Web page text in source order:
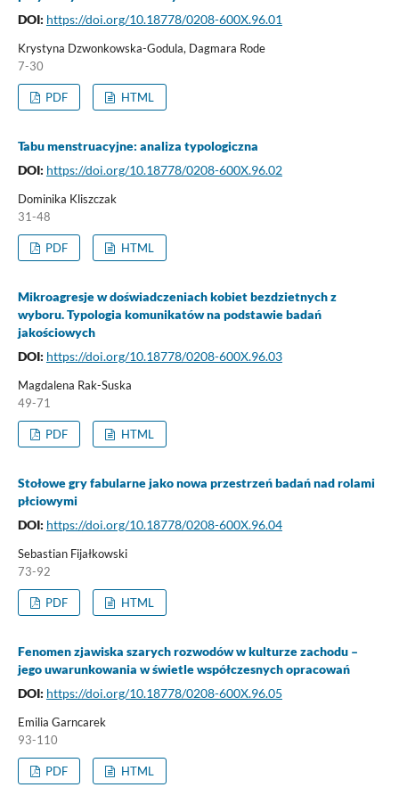
DOI: https://doi.org/10.18778/0208-600X.96.01
Krystyna Dzwonkowska-Godula, Dagmara Rode
7-30
PDF HTML
Tabu menstruacyjne: analiza typologiczna
DOI: https://doi.org/10.18778/0208-600X.96.02
Dominika Kliszczak
31-48
PDF HTML
Mikroagresje w doświadczeniach kobiet bezdzietnych z
wyboru. Typologia komunikatów na podstawie badań
jakościowych
DOI: https://doi.org/10.18778/0208-600X.96.03
Magdalena Rak-Suska
49-71
PDF HTML
Stołowe gry fabularne jako nowa przestrzeń badań nad rolami
płciowymi
DOI: https://doi.org/10.18778/0208-600X.96.04
Sebastian Fijałkowski
73-92
PDF HTML
Fenomen zjawiska szarych rozwodów w kulturze zachodu –
jego uwarunkowania w świetle współczesnych opracowań
DOI: https://doi.org/10.18778/0208-600X.96.05
Emilia Garncarek
93-110
PDF HTML